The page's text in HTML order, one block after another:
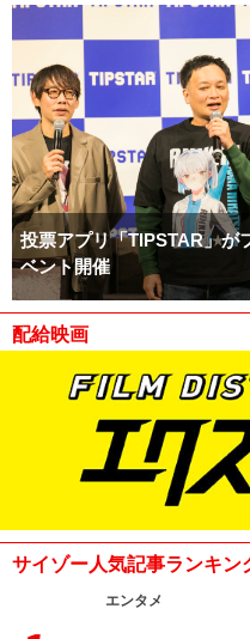
投票アプリ「TIPSTAR」が
ベント開催
配給映画
サイゾー人気記事ランキン
エンタメ